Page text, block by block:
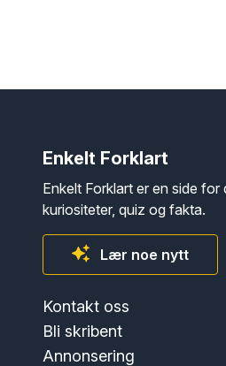
Enkelt Forklart
Enkelt Forklart er en side for
kuriositeter, quiz og fakta.
Lær noe nytt
Kontakt oss
Bli skribent
Annonsering